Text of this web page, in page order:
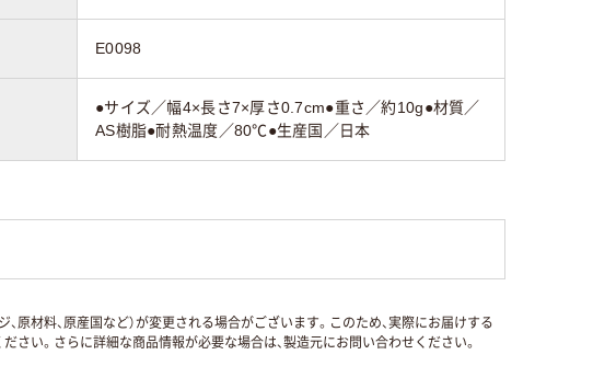
E0098
●サイズ／幅4×長さ7×厚さ0.7cm●重さ／約10g●材質／
AS樹脂●耐熱温度／80℃●生産国／日本
原材料、原産国など）が変更される場合がございます。このため、実際にお届けする
い。さらに詳細な商品情報が必要な場合は、製造元にお問い合わせください。